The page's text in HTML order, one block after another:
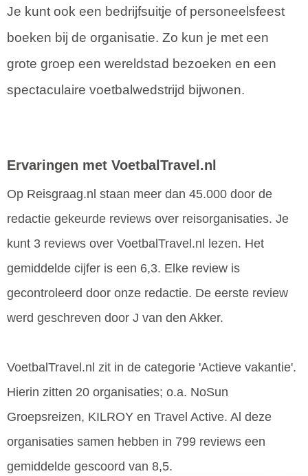
Je kunt ook een bedrijfsuitje of personeelsfeest
boeken bij de organisatie. Zo kun je met een
grote groep een wereldstad bezoeken en een
spectaculaire voetbalwedstrijd bijwonen.
Ervaringen met VoetbalTravel.nl
Op Reisgraag.nl staan meer dan 45.000 door de
redactie gekeurde reviews over reisorganisaties. Je
kunt 3 reviews over VoetbalTravel.nl lezen. Het
gemiddelde cijfer is een 6,3. Elke review is
gecontroleerd door onze redactie. De eerste review
werd geschreven door J van den Akker.
VoetbalTravel.nl zit in de categorie 'Actieve vakantie'.
Hierin zitten 20 organisaties; o.a. NoSun
Groepsreizen, KILROY en Travel Active. Al deze
organisaties samen hebben in 799 reviews een
gemiddelde gescoord van 8,5.